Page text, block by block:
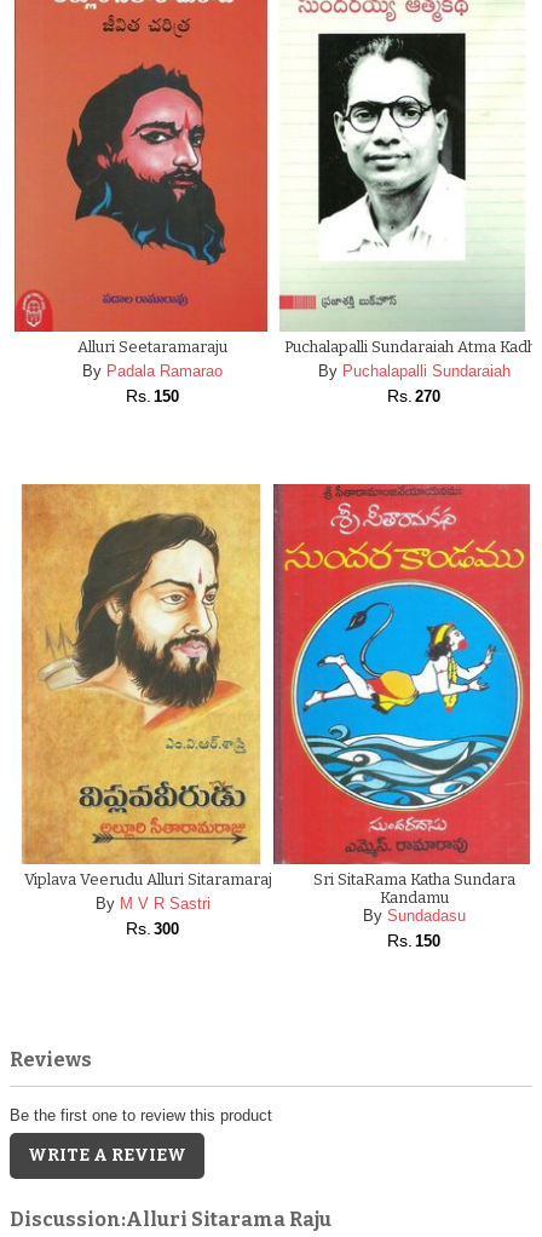
Alluri Seetaramaraju
By Padala Ramarao
Rs. 150
Puchalapalli Sundaraiah Atma
By Puchalapalli Sundaraiah
Rs. 270
Viplava Veerudu Alluri Sitaramaraju
By M V R Sastri
Rs. 300
Sri SitaRama Katha Sundara
Kandamu
By Sundadasu
Rs. 150
Reviews
Be the first one to review this product
WRITE A REVIEW
Discussion:Alluri Sitarama Raju